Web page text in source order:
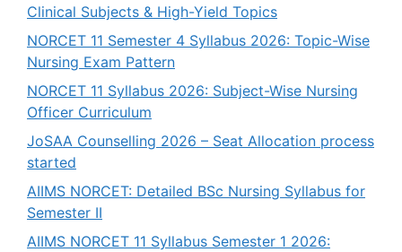
Clinical Subjects & High-Yield Topics
NORCET 11 Semester 4 Syllabus 2026: Topic-Wise
Nursing Exam Pattern
NORCET 11 Syllabus 2026: Subject-Wise Nursing
Officer Curriculum
JoSAA Counselling 2026 – Seat Allocation process
started
AIIMS NORCET: Detailed BSc Nursing Syllabus for
Semester II
AIIMS NORCET 11 Syllabus Semester 1 2026: